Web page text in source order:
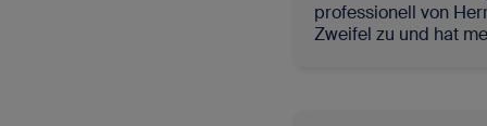
professionell von
Zweifel zu und hat